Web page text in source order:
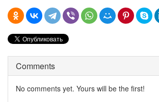
Comments
No comments yet. Yours will be the first!